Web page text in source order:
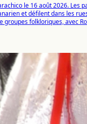
le 16 août 2026. Les
et défilent dans les
groupes folkloriques, avec